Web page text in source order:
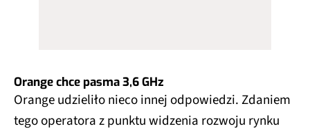
Orange chce pasma 3,6 GHz
Orange udzieliło nieco innej odpowiedzi. Zdaniem
tego operatora z punktu widzenia rozwoju rynku